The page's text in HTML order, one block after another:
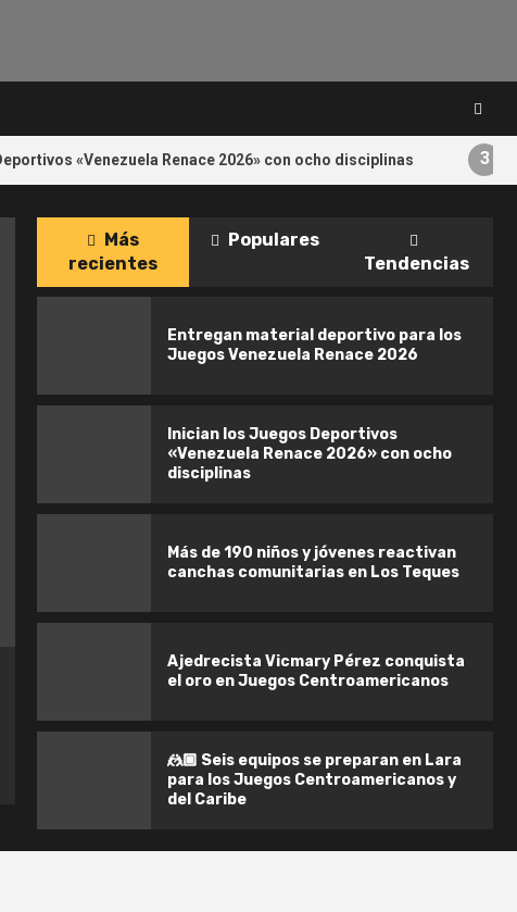
«Venezuela Renace 2026» con ocho disciplinas 3
comunitarias
Ajedrecista Vicmary Pérez
conquista el oro en Juegos
Inician los Juegos Deportivos
Renace 2026» con ocho disciplinas
Más
recientes
Populares
Tendencias
Entregan material deportivo para los
Juegos Venezuela Renace 2026
Inician los Juegos Deportivos
«Venezuela Renace 2026» con ocho
disciplinas
Más de 190 niños y jóvenes reactivan
canchas comunitarias en Los Teques
Ajedrecista Vicmary Pérez conquista
el oro en Juegos Centroamericanos
🤼🏿 Seis equipos se preparan en Lara
para los Juegos Centroamericanos y
del Caribe